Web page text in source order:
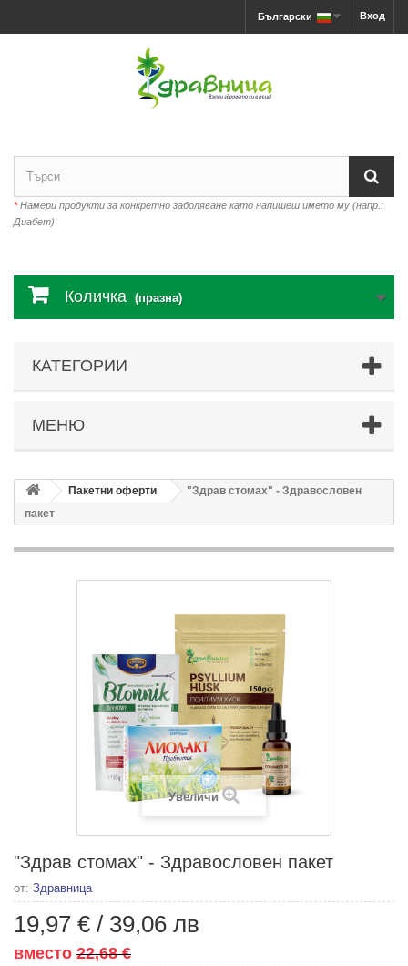
Вход
Български
*Намери продукти за конкретно заболяване като напишеш името му (напр.:
Диабет)
Количка (празна)
КАТЕГОРИИ
МЕНЮ
Пакетни оферти
"Здрав стомах" - Здравословен
пакет
Увеличи
"Здрав стомах" - Здравословен пакет
от: Здравница
19,97 € / 39,06 лв
вместо 22,68 €